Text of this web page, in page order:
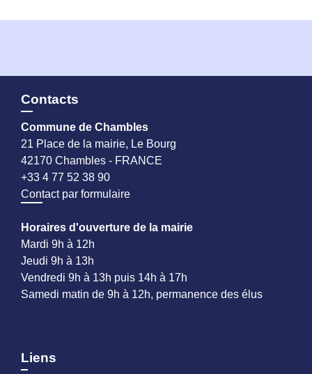
Contacts
Commune de Chambles
21 Place de la mairie, Le Bourg
42170 Chambles - FRANCE
+33 4 77 52 38 90
Contact par formulaire
Horaires d'ouverture de la mairie
Mardi 9h à 12h
Jeudi 9h à 13h
Vendredi 9h à 13h puis 14h à 17h
Samedi matin de 9h à 12h, permanence des élus
Liens